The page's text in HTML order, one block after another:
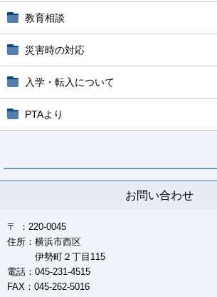
教育相談
災害時の対応
入学・転入について
PTAより
お問い合わせ
〒 ：220-0045
住所：横浜市西区
伊勢町２丁目115
電話：045-231-4515
FAX：045-262-5016